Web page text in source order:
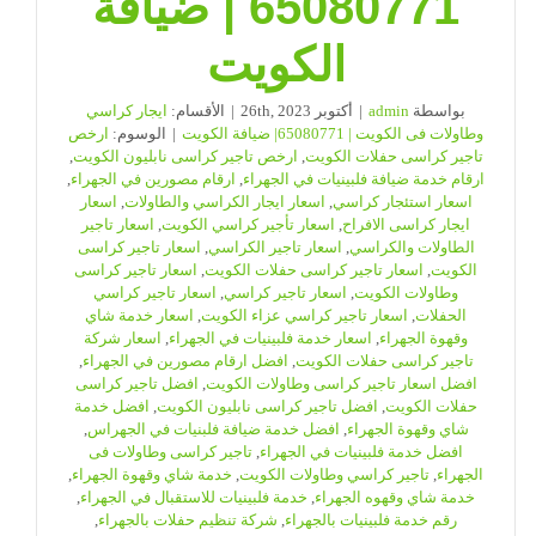
الكويت
بواسطة admin
| أكتوبر 26th, 2023 | الأقسام: ايجار كراسي
وطاولات فى الكويت | 65080771| ضيافة الكويت
| الوسوم: ارخص
تاجير كراسى حفلات الكويت, ارخص تاجير كراسى نابليون الكويت,
ارقام خدمة ضيافة فلبينيات في الجهراء, ارقام مصورين في الجهراء,
اسعار استئجار كراسي, اسعار ايجار الكراسي والطاولات, اسعار
ايجار كراسى الافراح, اسعار تأجير كراسي الكويت, اسعار تاجير
الطاولات والكراسي, اسعار تاجير الكراسي, اسعار تاجير كراسى
الكويت, اسعار تاجير كراسى حفلات الكويت, اسعار تاجير كراسى
وطاولات الكويت, اسعار تاجير كراسي, اسعار تاجير كراسي
الحفلات, اسعار تاجير كراسي عزاء الكويت, اسعار خدمة شاي
وقهوة الجهراء, اسعار خدمة فلبينيات في الجهراء, اسعار شركة
تاجير كراسى حفلات الكويت, افضل ارقام مصورين في الجهراء,
افضل اسعار تاجير كراسى وطاولات الكويت, افضل تاجير كراسى
حفلات الكويت, افضل تاجير كراسى نابليون الكويت, افضل خدمة
شاي وقهوة الجهراء, افضل خدمة ضيافة فلبنيات في الجهراس,
افضل خدمة فلبينيات في الجهراء, تاجير كراسى وطاولات فى
الجهراء, تاجير كراسي وطاولات الكويت, خدمة شاي وقهوة الجهراء,
خدمة شاي وقهوه الجهراء, خدمة فلبينيات للاستقبال في الجهراء,
رقم خدمة فلبينيات بالجهراء, شركة تنظيم حفلات بالجهراء,